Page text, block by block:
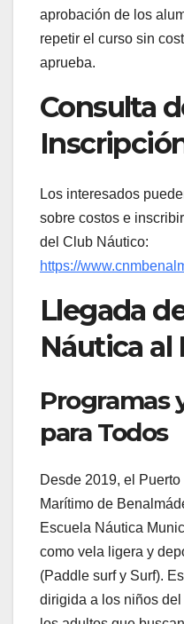
aprobación de los
repetir el curso sin
aprueba.
Consulta
Los interesados
sobre costos e
del Club Náutico:
https://
Llegada
Náutica
Programas
para Todos
Desde 2019, el
Marítimo de
Escuela Náutica
como vela ligera y
(Paddle surf y Surf).
dirigida a los niños